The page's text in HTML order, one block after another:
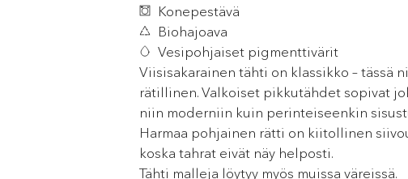
Konepestävä
Biohajoava
Vesipohjaiset pigmenttivärit
Viisisakarainen tähti on klassikko – tässä
rätillinen. Valkoiset pikkutähdet sopivat
niin moderniin kuin perinteiseenkin
Harmaa pohjainen rätti on kiitollinen
koska tahrat eivät näy helposti.
Tähti malleja löytyy myös muissa väreissä.